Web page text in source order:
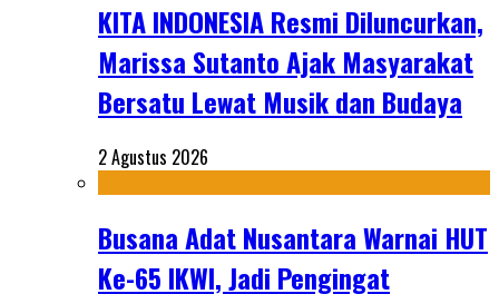
KITA INDONESIA Resmi Diluncurkan,
Marissa Sutanto Ajak Masyarakat
Bersatu Lewat Musik dan Budaya
2 Agustus 2026
Busana Adat Nusantara Warnai HUT
Ke-65 IKWI, Jadi Pengingat